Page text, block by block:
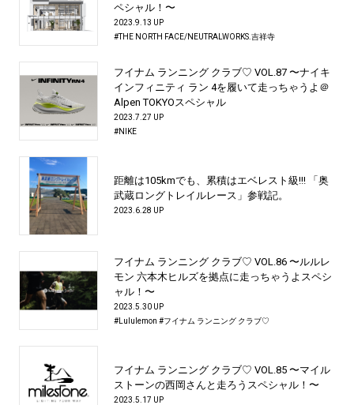
ペシャル！〜
2023.9.13 UP
#THE NORTH FACE/NEUTRALWORKS.吉祥寺
フイナム ランニング クラブ♡ VOL.87 〜ナイキ
インフィニティ ラン 4を履いて走っちゃうよ＠
Alpen TOKYOスペシャル
2023.7.27 UP
#NIKE
距離は105kmでも、累積はエベレスト級!!! 「奥
武蔵ロングトレイルレース」参戦記。
2023.6.28 UP
フイナム ランニング クラブ♡ VOL.86 〜ルルレ
モン 六本木ヒルズを拠点に走っちゃうよスペシ
ャル！〜
2023.5.30 UP
#Lululemon #フイナム ランニング クラブ♡
フイナム ランニング クラブ♡ VOL.85 〜マイル
ストーンの西岡さんと走ろうスペシャル！〜
2023.5.17 UP